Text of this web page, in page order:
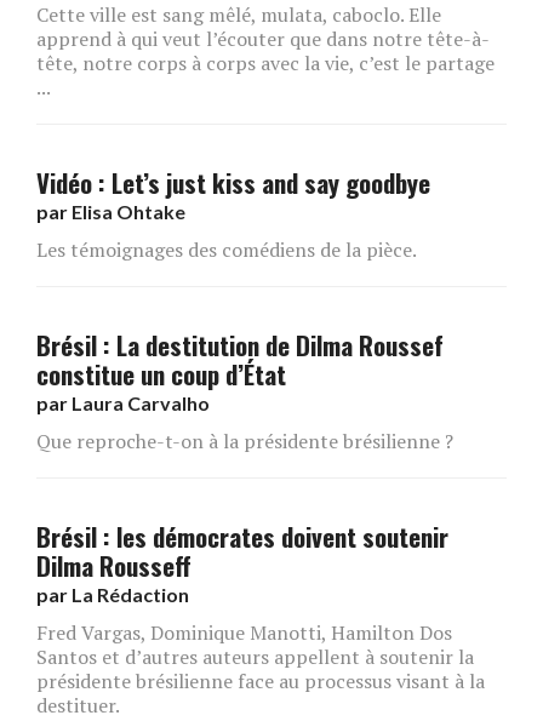
Cette ville est sang mêlé, mulata, caboclo. Elle
apprend à qui veut l’écouter que dans notre tête-à-
tête, notre corps à corps avec la vie, c’est le partage
...
Vidéo : Let’s just kiss and say goodbye
par Elisa Ohtake
Les témoignages des comédiens de la pièce.
Brésil : La destitution de Dilma Roussef
constitue un coup d’État
par Laura Carvalho
Que reproche-t-on à la présidente brésilienne ?
Brésil : les démocrates doivent soutenir
Dilma Rousseff
par La Rédaction
Fred Vargas, Dominique Manotti, Hamilton Dos
Santos et d’autres auteurs appellent à soutenir la
présidente brésilienne face au processus visant à la
destituer.